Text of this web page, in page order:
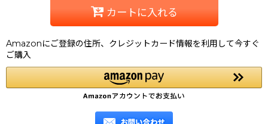
カートに入れる
Amazonにご登録の住所、クレジットカード情報を利用して今すぐ
ご購入